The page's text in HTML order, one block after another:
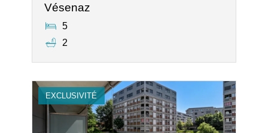
Vésenaz
5
2
EXCLUSIVITÉ